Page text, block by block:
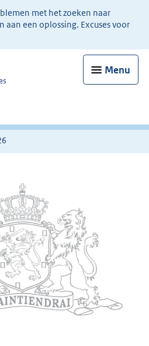
met het zoeken naar
aan een oplossing. Excuses voor
Menu